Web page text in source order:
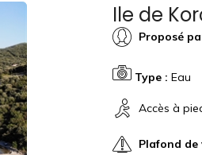
Ile de
Proposé
Type : Eau
Accès à
Plafond de